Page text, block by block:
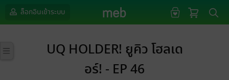
ล็อกอินเข้าระบบ
UQ HOLDER! ยูคิว โฮลเด
อร์! - EP 46